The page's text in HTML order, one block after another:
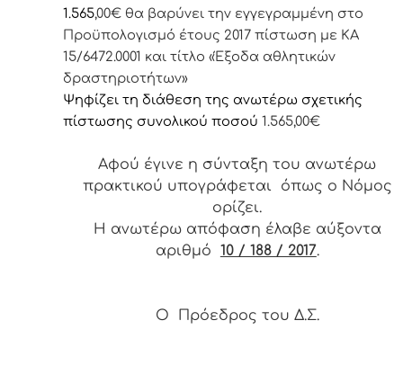
1.565,00€ θα βαρύνει την εγγεγραμμένη στο
Προϋπολογισμό έτους 2017 πίστωση με ΚΑ
15/6472.0001 και τίτλο «Έξοδα αθλητικών
δραστηριοτήτων»
Ψηφίζει τη διάθεση της ανωτέρω σχετικής
πίστωσης συνολικού ποσού 1.565,00€
Αφού έγινε η σύνταξη του ανωτέρω
πρακτικού υπογράφεται όπως ο Νόμος
ορίζει.
Η ανωτέρω απόφαση έλαβε αύξοντα
αριθμό 10 / 188 / 2017.
Ο Πρόεδρος του Δ.Σ.